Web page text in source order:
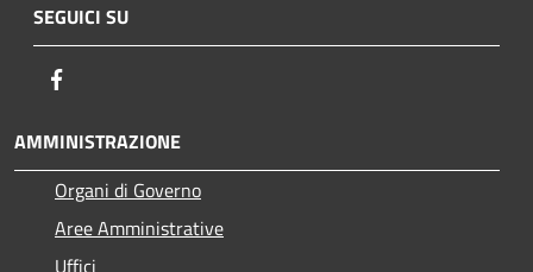
SEGUICI SU
AMMINISTRAZIONE
Organi di Governo
Aree Amministrative
Uffici